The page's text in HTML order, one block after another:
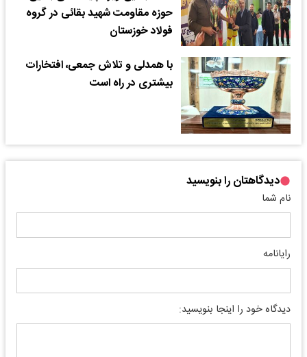
حوزه مقاومت شهید بقائی در گروه
فولاد خوزستان
با همدلی و تلاش جمعی، افتخارات
بیشتری در راه است
دیدگاهتان را بنویسید
نام شما
رایانامه
دیدگاه خود را اینجا بنویسید: